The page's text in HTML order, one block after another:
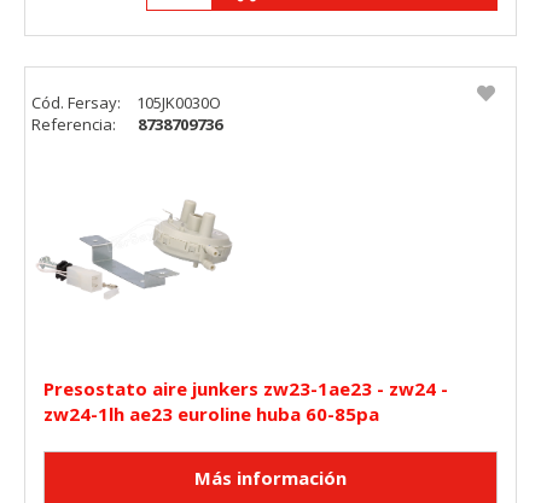
Presostato aire junkers zw23-1ae23 - zw24 -
zw24-1lh ae23 euroline huba 60-85pa
Cód. Fersay:
105JK0030O
Referencia:
8738709736